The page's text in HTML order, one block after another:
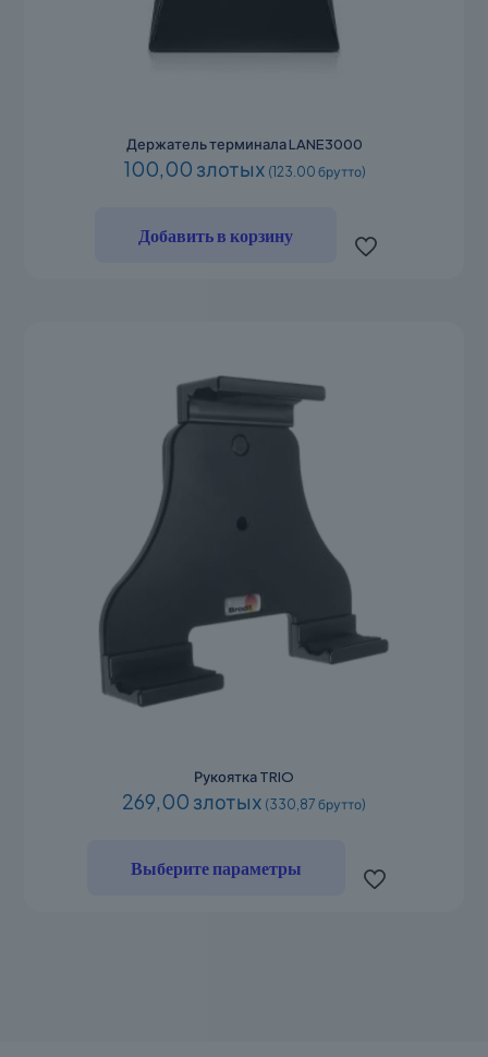
Держатель терминала LANE3000
100,00 злотых (123.00 брутто)
Добавить в корзину
Рукоятка TRIO
269,00 злотых (330,87 брутто)
Выберите параметры
имеет
несколько